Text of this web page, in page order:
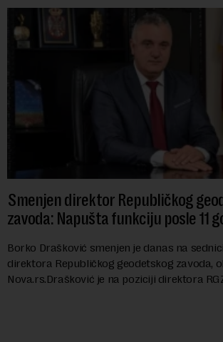
Smenjen direktor Republičkog
zavoda: Napušta funkciju posle 11
Borko Drašković smenjen je danas na
direktora Republičkog geodetskog zavoda,
Nova.rs.Drašković je na poziciji direktora